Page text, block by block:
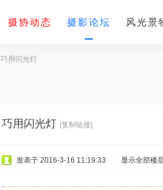
摄协动态 摄影论坛 风光景
巧用闪光灯
巧用闪光灯 [复制链接]
发表于 2016-3-16 11:19:33 显示全部楼